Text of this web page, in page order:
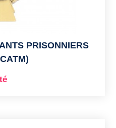
PRISONNIERS